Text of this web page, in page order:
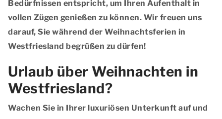
Bedürfnissen entspricht, um Ihren Aufenthalt in
vollen Zügen genießen zu können. Wir freuen uns
darauf, Sie während der Weihnachtsferien in
Westfriesland begrüßen zu dürfen!
Urlaub über Weihnachten in
Westfriesland?
Wachen Sie in Ihrer luxuriösen Unterkunft auf und